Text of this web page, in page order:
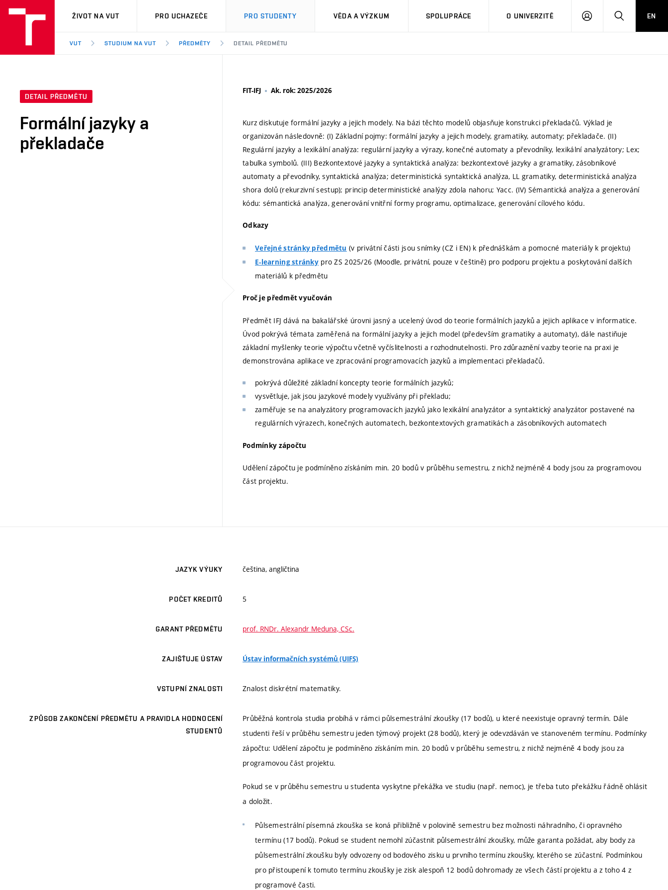
VUT
ŽIVOT NA VUT PRO UCHAZEČE PRO STUDENTY VĚDA A VÝZKUM SPOLUPRÁCE O UNIVERZITĚ
PŘIHLÁSIT HLEDATEN
VUT STUDIUM NA VUT PŘEDMĚTY DETAIL PŘEDMĚTU
DETAIL PŘEDMĚTU
Formální jazyky a
překladače
FIT-IFJ Ak. rok: 2025/2026
Kurz diskutuje formální jazyky a jejich modely. Na bázi těchto modelů objasňuje konstrukci překladačů. Výklad je
organizován následovně: (I) Základní pojmy: formální jazyky a jejich modely, gramatiky, automaty; překladače. (II)
Regulární jazyky a lexikální analýza: regulární jazyky a výrazy, konečné automaty a převodníky, lexikální analyzátory; Lex;
tabulka symbolů. (III) Bezkontextové jazyky a syntaktická analýza: bezkontextové jazyky a gramatiky, zásobníkové
automaty a převodníky, syntaktická analýza; deterministická syntaktická analýza, LL gramatiky, deterministická analýza
shora dolů (rekurzivní sestup); princip deterministické analýzy zdola nahoru; Yacc. (IV) Sémantická analýza a generování
kódu: sémantická analýza, generování vnitřní formy programu, optimalizace, generování cílového kódu.
Odkazy
Veřejné stránky předmětu (v privátní části jsou snímky (CZ i EN) k přednáškám a pomocné materiály k projektu)
E-learning stránky pro ZS 2025/26 (Moodle, privátní, pouze v češtině) pro podporu projektu a poskytování dalších
materiálů k předmětu
Proč je předmět vyučován
Předmět IFJ dává na bakalářské úrovni jasný a ucelený úvod do teorie formálních jazyků a jejich aplikace v informatice.
Úvod pokrývá témata zaměřená na formální jazyky a jejich model (především gramatiky a automaty), dále nastiňuje
základní myšlenky teorie výpočtu včetně vyčíslitelnosti a rozhodnutelnosti. Pro zdůraznění vazby teorie na praxi je
demonstrována aplikace ve zpracování programovacích jazyků a implementaci překladačů.
pokrývá důležité základní koncepty teorie formálních jazyků;
vysvětluje, jak jsou jazykové modely využívány při překladu;
zaměřuje se na analyzátory programovacích jazyků jako lexikální analyzátor a syntaktický analyzátor postavené na
regulárních výrazech, konečných automatech, bezkontextových gramatikách a zásobníkových automatech
Podmínky zápočtu
Udělení zápočtu je podmíněno získáním min. 20 bodů v průběhu semestru, z nichž nejméně 4 body jsou za programovou
část projektu.
JAZYK VÝUKY čeština, angličtina
POČET KREDITŮ 5
GARANT PŘEDMĚTU prof. RNDr. Alexandr Meduna, CSc.
ZAJIŠŤUJE ÚSTAV Ústav informačních systémů (UIFS)
VSTUPNÍ ZNALOSTI Znalost diskrétní matematiky.
ZPŮSOB ZAKONČENÍ PŘEDMĚTU A PRAVIDLA HODNOCENÍ
STUDENTŮ
Průběžná kontrola studia probíhá v rámci půlsemestrální zkoušky (17 bodů), u které neexistuje opravný termín. Dále
studenti řeší v průběhu semestru jeden týmový projekt (28 bodů), který je odevzdáván ve stanoveném termínu. Podmínky
zápočtu: Udělení zápočtu je podmíněno získáním min. 20 bodů v průběhu semestru, z nichž nejméně 4 body jsou za
programovou část projektu.
Pokud se v průběhu semestru u studenta vyskytne překážka ve studiu (např. nemoc), je třeba tuto překážku řádně ohlásit
a doložit.
Půlsemestrální písemná zkouška se koná přibližně v polovině semestru bez možnosti náhradního, či opravného
termínu (17 bodů). Pokud se student nemohl zúčastnit půlsemestrální zkoušky, může garanta požádat, aby body za
půlsemestrální zkoušku byly odvozeny od bodového zisku u prvního termínu zkoušky, kterého se zúčastní. Podmínkou
pro přistoupení k tomuto termínu zkoušky je zisk alespoň 12 bodů dohromady ze všech částí projektu a z toho 4 z
programové časti.